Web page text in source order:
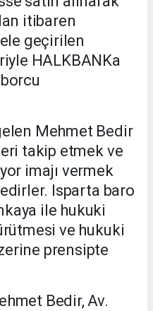
itibaren
geçirilen
HALKBANKa
Mehmet Bedir
takip etmek ve
imajı vermek
Isparta baro
ile hukuki
ve hukuki
prensipte
Bedir, Av.